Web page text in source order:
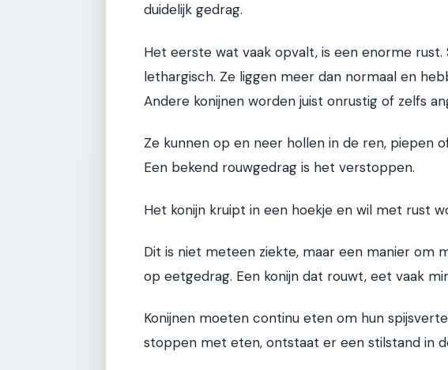
duidelijk gedrag.
Het eerste wat vaak opvalt, is een enorme rust.
lethargisch. Ze liggen meer dan normaal en
Andere konijnen worden juist onrustig of zelfs
Ze kunnen op en neer hollen in de ren, piepen
Een bekend rouwgedrag is het verstoppen.
Het konijn kruipt in een hoekje en wil met rust
Dit is niet meteen ziekte, maar een manier om
op eetgedrag. Een konijn dat rouwt, eet vaak
Konijnen moeten continu eten om hun
stoppen met eten, ontstaat er een stilstand in